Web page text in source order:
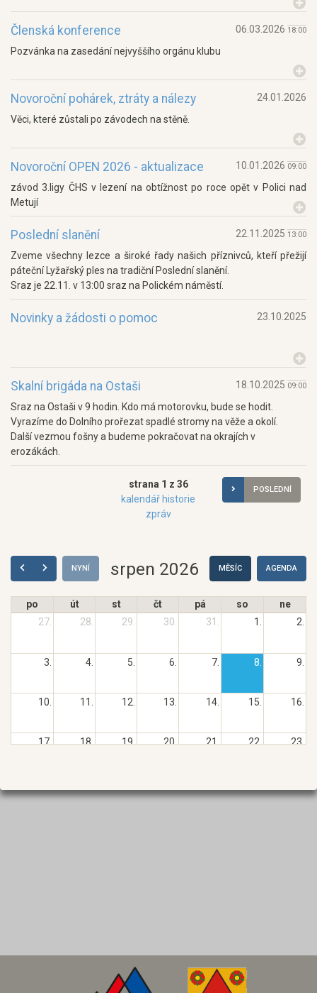
Členská konference 06.03.2026 18:00
Pozvánka na zasedání nejvyššího orgánu klubu
Novoroční pohárek, ztráty a nálezy
24.01.2026
Věci, které zůstali po závodech na stěně.
Novoroční OPEN 2026 - aktualizace 10.01.2026 09:00
závod 3.ligy ČHS v lezení na obtížnost po roce opět v Polici nad
Metují
Poslední slanění 22.11.2025 13:00
Zveme všechny lezce a široké řady našich příznivců, kteří přežijí
páteční Lyžařský ples na tradiční Poslední slanění.
Sraz je 22.11. v 13:00 sraz na Polickém náměstí.
Novinky a žádosti o pomoc 23.10.2025
Skalní brigáda na Ostaši 18.10.2025 09:00
Sraz na Ostaši v 9 hodin. Kdo má motorovku, bude se hodit.
Vyrazíme do Dolního prořezat spadlé stromy na věže a okolí.
Další vezmou fošny a budeme pokračovat na okrajích v
erozákách.
strana 1 z 36
kalendář historie
zpráv
POSLEDNÍ
NYNÍ srpen 2026 MĚSÍC AGENDA
po út st čt pá so
ne
27.
28. 29. 30. 31. 1. 2.
3. 4. 5. 6. 7. 8. 9.
10. 11. 12. 13. 14. 15. 16.
17. 18. 19. 20. 21. 22. 23.